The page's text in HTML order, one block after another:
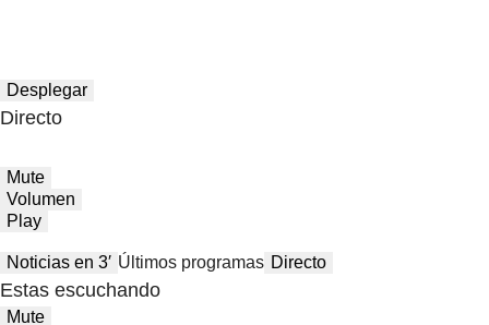
Desplegar
Directo
Mute
Volumen
Play
Noticias en 3′ Últimos programas Directo
Estas escuchando
Mute